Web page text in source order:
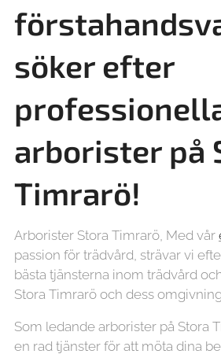
söker efter
arborister på
Timrarö!
Arborister Stora Timrarö, Med vår
passion för trädvård, strävar vi
bästa tjänsterna inom trädvård
Stora Timrarö och dess
Som ledande arborister på Stora
en rad tjänster för att möta dina